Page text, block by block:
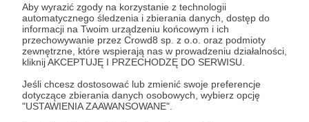
Aby wyrazić zgody na korzystanie z technologii
automatycznego śledzenia i zbierania danych, dostęp do
informacji na Twoim urządzeniu końcowym i ich
przechowywanie przez Crowd8 sp. z o.o. oraz podmioty
zewnętrzne, które wspierają nas w prowadzeniu działalności,
kliknij AKCEPTUJĘ I PRZECHODZĘ DO SERWISU.
Jeśli chcesz dostosować lub zmienić swoje preferencje
dotyczące zbierania danych osobowych, wybierz opcję
"USTAWIENIA ZAAWANSOWANE".
Komentarz użytkownika